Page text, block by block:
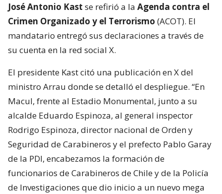
José Antonio Kast se refirió a la Agenda contra el
Crimen Organizado y el Terrorismo (ACOT). El
mandatario entregó sus declaraciones a través de
su cuenta en la red social X.
El presidente Kast citó una publicación en X del
ministro Arrau donde se detalló el despliegue. “En
Macul, frente al Estadio Monumental, junto a su
alcalde Eduardo Espinoza, al general inspector
Rodrigo Espinoza, director nacional de Orden y
Seguridad de Carabineros y el prefecto Pablo Garay
de la PDI, encabezamos la formación de
funcionarios de Carabineros de Chile y de la Policía
de Investigaciones que dio inicio a un nuevo mega